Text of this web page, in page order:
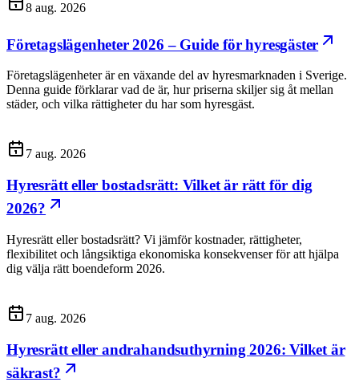
8 aug. 2026
Företagslägenheter 2026 – Guide för hyresgäster
Företagslägenheter är en växande del av hyresmarknaden i Sverige.
Denna guide förklarar vad de är, hur priserna skiljer sig åt mellan
städer, och vilka rättigheter du har som hyresgäst.
7 aug. 2026
Hyresrätt eller bostadsrätt: Vilket är rätt för dig
2026?
Hyresrätt eller bostadsrätt? Vi jämför kostnader, rättigheter,
flexibilitet och långsiktiga ekonomiska konsekvenser för att hjälpa
dig välja rätt boendeform 2026.
7 aug. 2026
Hyresrätt eller andrahandsuthyrning 2026: Vilket är
säkrast?